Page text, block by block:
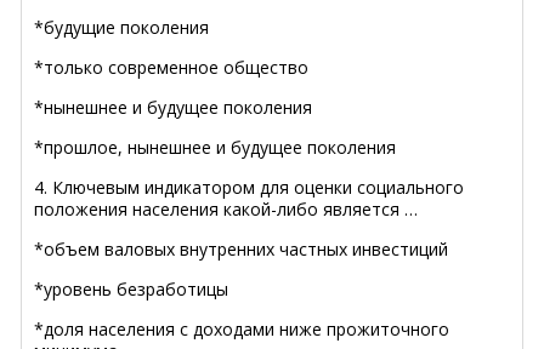
*будущие поколения
*только современное общество
*нынешнее и будущее поколения
*прошлое, нынешнее и будущее поколения
4. Ключевым индикатором для оценки социального
положения населения какой-либо является …
*объем валовых внутренних частных инвестиций
*уровень безработицы
*доля населения с доходами ниже прожиточного